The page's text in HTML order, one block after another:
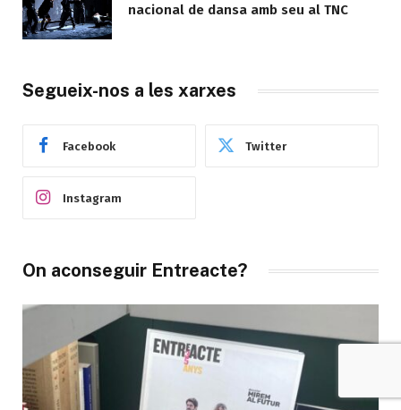
nacional de dansa amb seu al TNC
Segueix-nos a les xarxes
Facebook Twitter
Instagram
On aconseguir Entreacte?